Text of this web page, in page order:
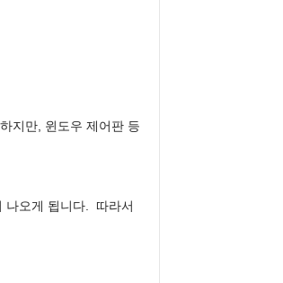
지만, 윈도우 제어판 등
오게 됩니다.  따라서